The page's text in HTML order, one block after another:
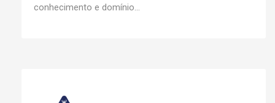
conhecimento e domínio...